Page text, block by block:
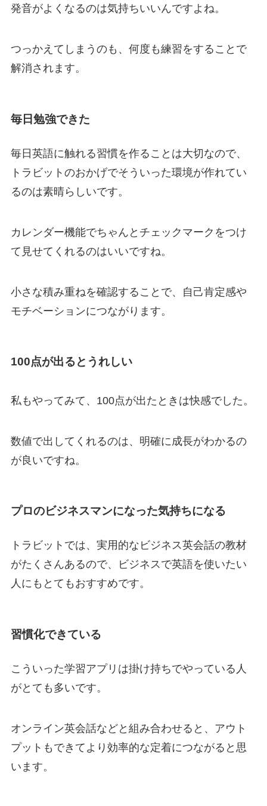
発音がよくなるのは気持ちいいんですよね。
つっかえてしまうのも、何度も練習をすることで
解消されます。
毎日勉強できた
毎日英語に触れる習慣を作ることは大切なので、
トラビットのおかげでそういった環境が作れてい
るのは素晴らしいです。
カレンダー機能でちゃんとチェックマークをつけ
て見せてくれるのはいいですね。
小さな積み重ねを確認することで、自己肯定感や
モチベーションにつながります。
100点が出るとうれしい
私もやってみて、100点が出たときは快感でした。
数値で出してくれるのは、明確に成長がわかるの
が良いですね。
プロのビジネスマンになった気持ちになる
トラビットでは、実用的なビジネス英会話の教材
がたくさんあるので、ビジネスで英語を使いたい
人にもとてもおすすめです。
習慣化できている
こういった学習アプリは掛け持ちでやっている人
がとても多いです。
オンライン英会話などと組み合わせると、アウト
プットもできてより効率的な定着につながると思
います。